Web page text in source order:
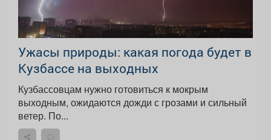
Ужасы природы: какая погода будет в
Кузбассе на выходных
Кузбассовцам нужно готовиться к мокрым
выходным, ожидаются дожди с грозами и сильный
ветер. По...